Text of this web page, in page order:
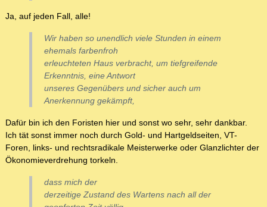
Ja, auf jeden Fall, alle!
Wir haben so unendlich viele Stunden in einem
ehemals farbenfroh
erleuchteten Haus verbracht, um tiefgreifende
Erkenntnis, eine Antwort
unseres Gegenübers und sicher auch um
Anerkennung gekämpft,
Dafür bin ich den Foristen hier und sonst wo sehr, sehr dankbar.
Ich tät sonst immer noch durch Gold- und Hartgeldseiten, VT-
Foren, links- und rechtsradikale Meisterwerke oder Glanzlichter der
Ökonomieverdrehung torkeln.
dass mich der
derzeitige Zustand des Wartens nach all der